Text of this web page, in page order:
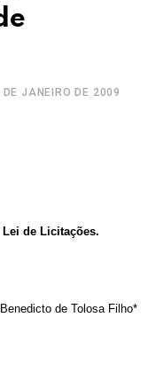
DE JANEIRO DE 2009
Lei de Licitações.
Benedicto de Tolosa Filho*